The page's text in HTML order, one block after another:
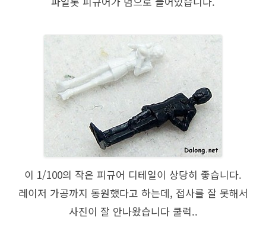
이 1/100의 작은 피규어 디테일이 상당히 좋습니다.
레이저 가공까지 동원했다고 하는데, 접사를 잘 못해서
사진이 잘 안나왔습니다 쿨럭..